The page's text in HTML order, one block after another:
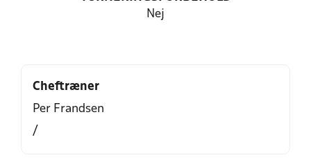
Nej
Cheftræner
Per Frandsen
/